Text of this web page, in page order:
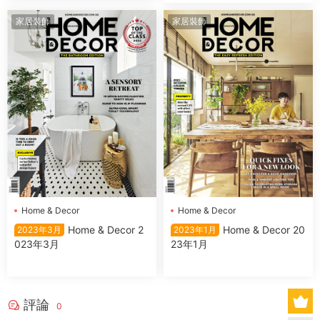
家居裝飾
Home & Decor
2023年3月
Home & Decor 2
023年3月
家居裝飾
Home & Decor
2023年1月
Home & Decor 20
23年1月
評論 0